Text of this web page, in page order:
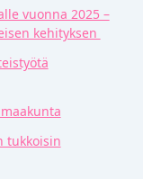
vuonna 2025 –
kehityksen
tukkoisin